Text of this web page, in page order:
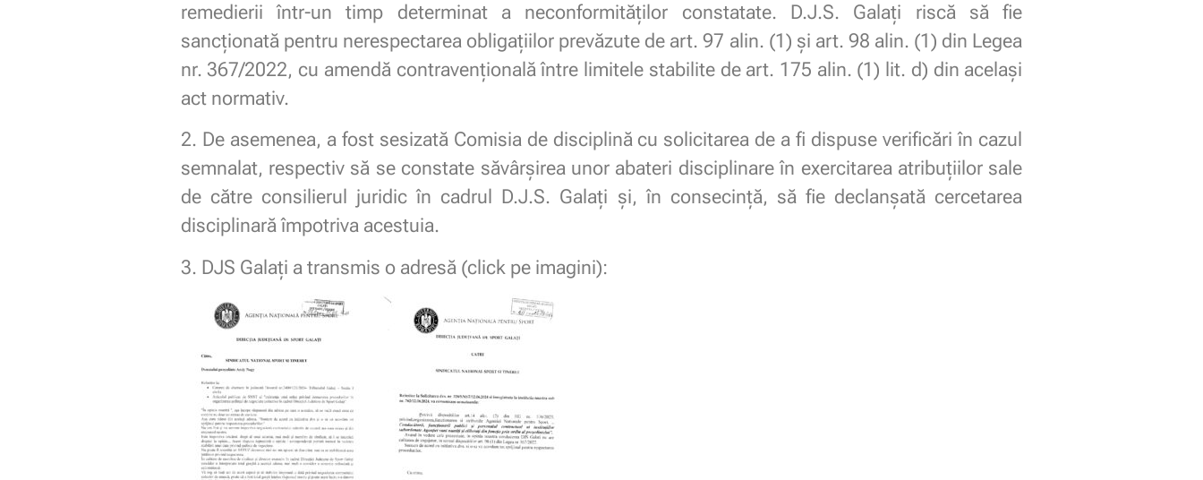
remedierii într-un timp determinat a neconformităţilor constatate. D.J.S. Galați riscă să fie
sancționată pentru nerespectarea obligațiilor prevăzute de art. 97 alin. (1) și art. 98 alin. (1) din Legea
nr. 367/2022, cu amendă contravențională între limitele stabilite de art. 175 alin. (1) lit. d) din același
act normativ.
2. De asemenea, a fost sesizată Comisia de disciplină cu solicitarea de a fi dispuse verificări în cazul
semnalat, respectiv să se constate săvârșirea unor abateri disciplinare în exercitarea atribuțiilor sale
de către consilierul juridic în cadrul D.J.S. Galați și, în consecință, să fie declanșată cercetarea
disciplinară împotriva acestuia.
3. DJS Galați a transmis o adresă (click pe imagini):